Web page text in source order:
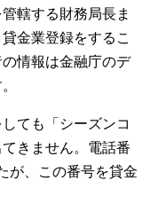
轄する財務局長ま
金業登録をするこ
情報は金融庁のデ
ても「シーズンコ
きません。電話番
が、この番号を貸金